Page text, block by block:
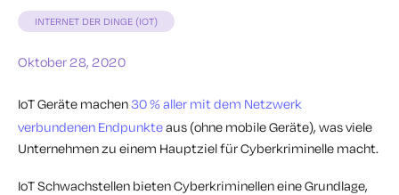
INTERNET DER DINGE (IOT)
Oktober 28, 2020
IoT Geräte machen30 % aller mit dem Netzwerk
verbundenen Endpunkteaus (ohne mobile Geräte), was viele
Unternehmen zu einem Hauptziel für Cyberkriminelle macht.
IoT Schwachstellen bieten Cyberkriminellen eine Grundlage,